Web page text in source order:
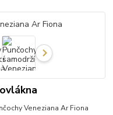
Veneziana Ar Fiona